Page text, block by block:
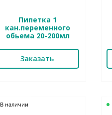
Пипетка 1
кан.переменного
обьема 20-200мл
Заказать
В наличии